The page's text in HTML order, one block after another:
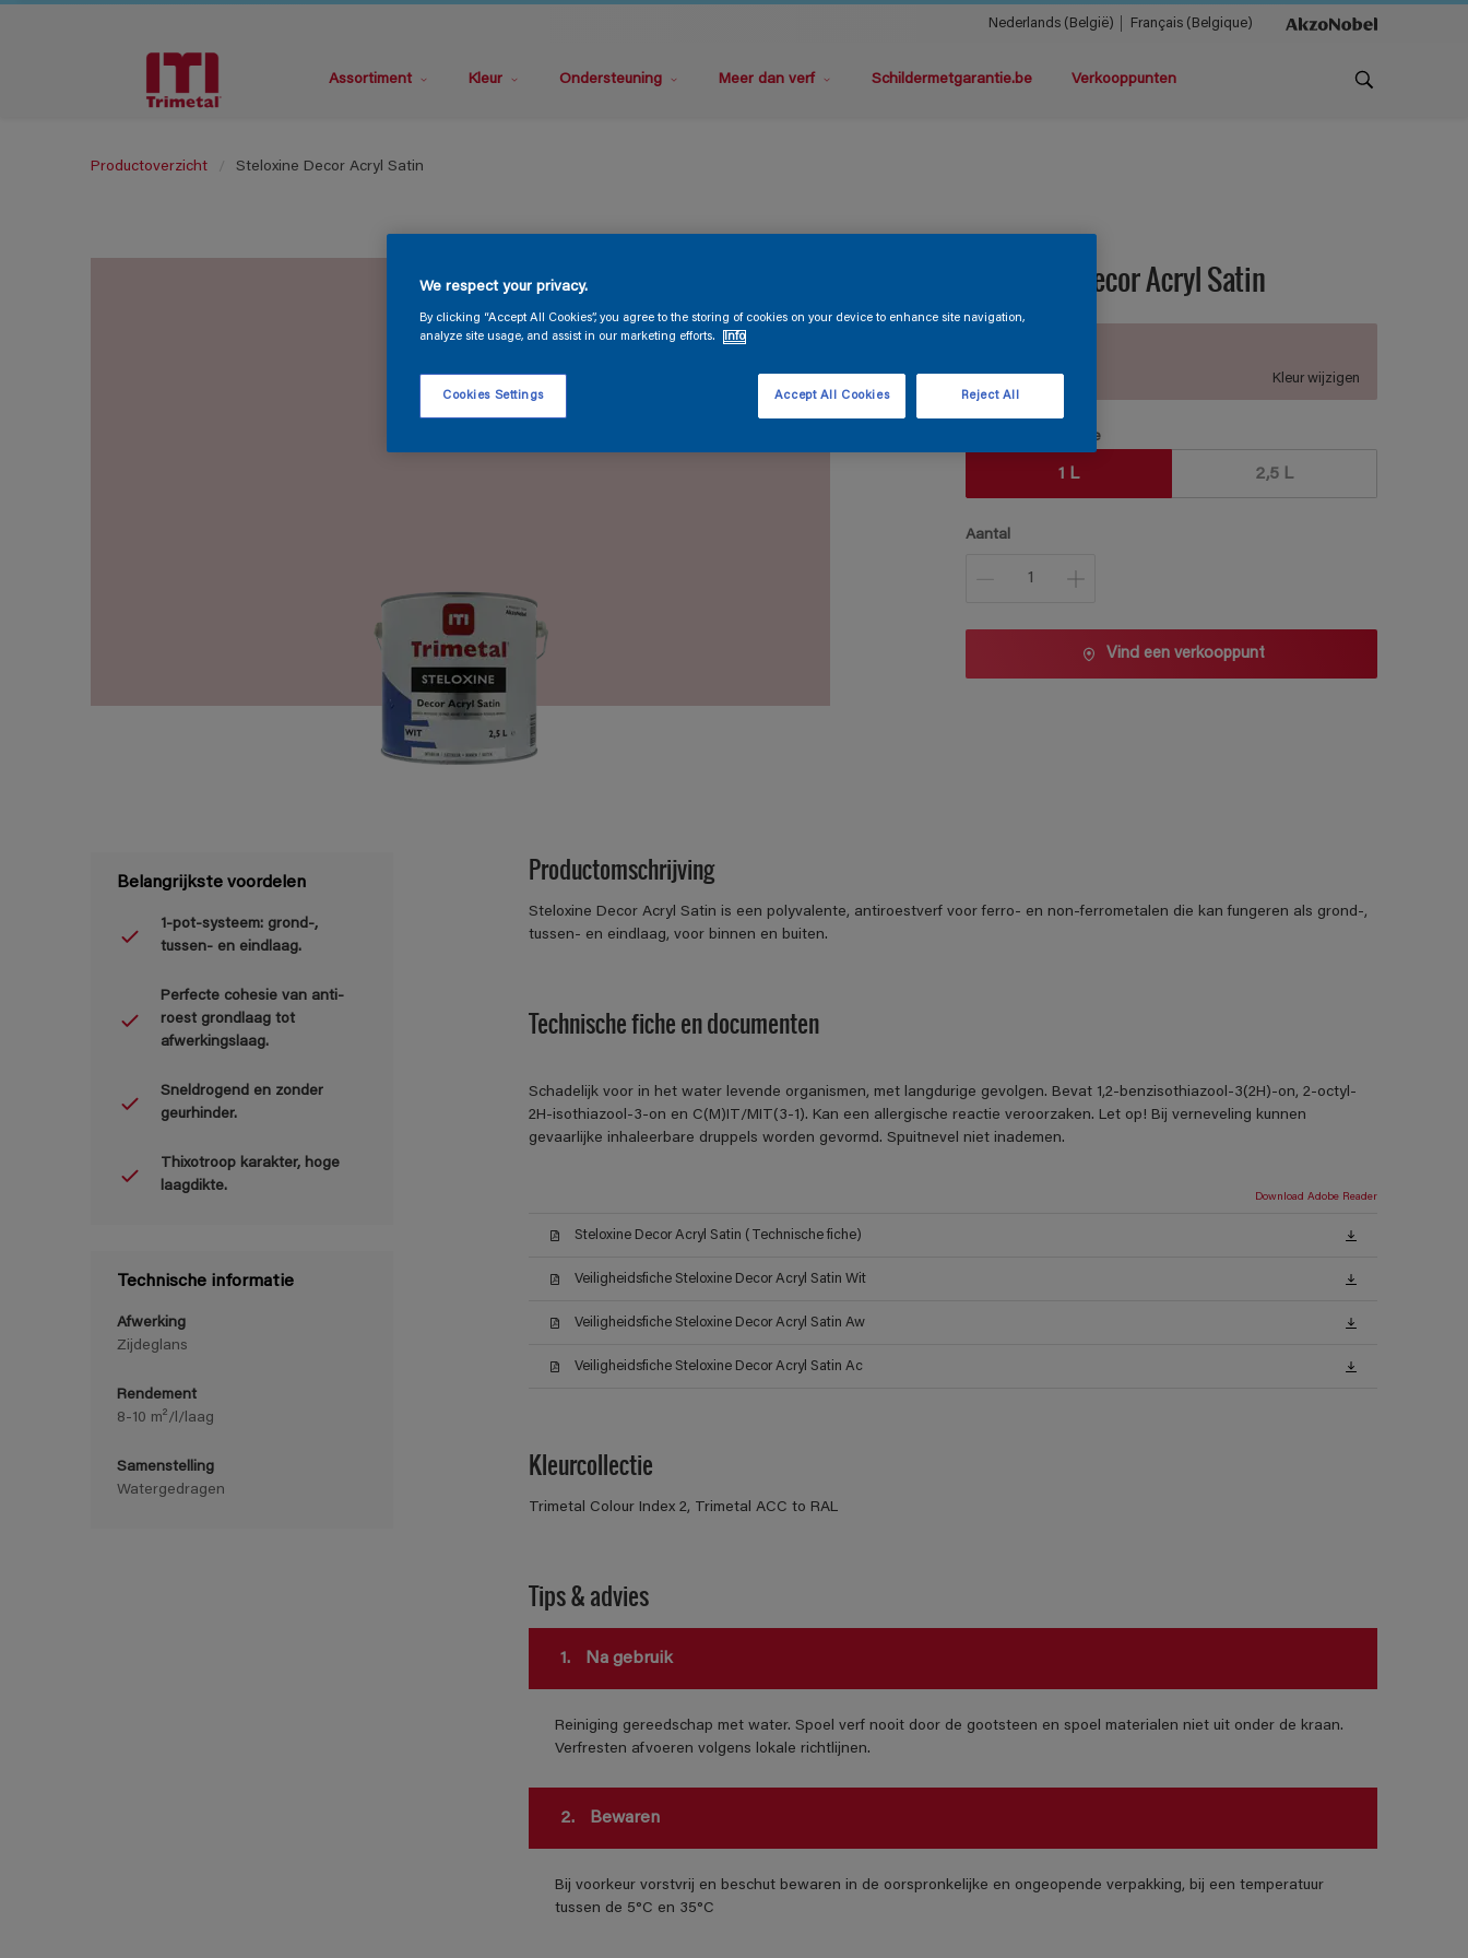
Nederlands (België) Français (Belgique)
Assortiment Kleur Ondersteuning Meer dan verf Schildermetgarantie.be Verkooppunten
Productoverzicht Steloxine Decor Acryl Satin
Steloxine Decor Acryl Satin
Kleur wijzigen
Verpakkingsgrootte
1 L 2,5 L
Aantal
Vind een verkooppunt
Belangrijkste voordelen
1-pot-systeem: grond-,
tussen- en eindlaag.
Perfecte cohesie van anti-
roest grondlaag tot
afwerkingslaag.
Sneldrogend en zonder
geurhinder.
Thixotroop karakter, hoge
laagdikte.
Technische informatie
Afwerking
Zijdeglans
Rendement
8-10 m²/l/laag
Samenstelling
Watergedragen
Productomschrijving
Steloxine Decor Acryl Satin is een polyvalente, antiroestverf voor ferro- en non-ferrometalen die kan fungeren als grond-,
tussen- en eindlaag, voor binnen en buiten.
Technische fiche en documenten
Schadelijk voor in het water levende organismen, met langdurige gevolgen. Bevat 1,2-benzisothiazool-3(2H)-on, 2-octyl-
2H-isothiazool-3-on en C(M)IT/MIT(3-1). Kan een allergische reactie veroorzaken. Let op! Bij verneveling kunnen
gevaarlijke inhaleerbare druppels worden gevormd. Spuitnevel niet inademen.
Download Adobe Reader
Steloxine Decor Acryl Satin (Technische fiche)
Veiligheidsfiche Steloxine Decor Acryl Satin Wit
Veiligheidsfiche Steloxine Decor Acryl Satin Aw
Veiligheidsfiche Steloxine Decor Acryl Satin Ac
Kleurcollectie
Trimetal Colour Index 2, Trimetal ACC to RAL
Tips & advies
1. Na gebruik
Reiniging gereedschap met water. Spoel verf nooit door de gootsteen en spoel materialen niet uit onder de kraan.
Verfresten afvoeren volgens lokale richtlijnen.
2. Bewaren
Bij voorkeur vorstvrij en beschut bewaren in de oorspronkelijke en ongeopende verpakking, bij een temperatuur
tussen de 5°C en 35°C
We respect your privacy.
By clicking “Accept All Cookies”, you agree to the storing of cookies on your device to enhance site navigation,
analyze site usage, and assist in our marketing efforts.
Info
Cookies Settings Reject All
Accept All Cookies